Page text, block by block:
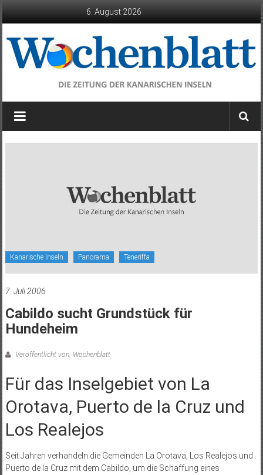
6. August 2026
Wochenblatt
die
Kanarische Inseln Panorama Teneriffa
7. Juli 2006
Cabildo sucht Grundstück für
Hundeheim
Veröffentlicht von: Wochenblatt
Für das Inselgebiet von La
Orotava, Puerto de la Cruz und
Los Realejos
Seit Jahren verhandeln die Gemeinden La Orotava, Los Realejos und
Puerto de la Cruz mit dem Cabildo, um die Schaffung eines